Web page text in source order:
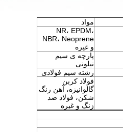
مواد
NR، EPDM،
NBR، Neoprene
و غیره
پارچه ی سیم
نیلونی
رشته سیم فولادی
فولاد کربن
گالوانیزه، آهن رنگ
شکن، فولاد ضد
زنگ و غیره